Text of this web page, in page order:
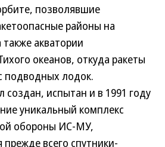
позволявшие
районы на
акватории
океанов, откуда ракеты
подводных лодок.
испытан и в 1991 году
уникальный комплекс
обороны ИС-МУ,
всего спутники-